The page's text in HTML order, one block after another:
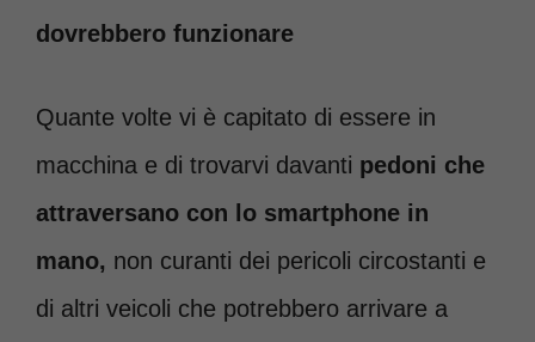
dovrebbero funzionare
Quante volte vi è capitato di essere in
macchina e di trovarvi davanti pedoni che
attraversano con lo smartphone in
mano, non curanti dei pericoli circostanti e
di altri veicoli che potrebbero arrivare a